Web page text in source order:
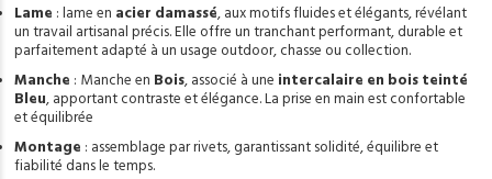
Lame : lame en acier damassé, aux motifs fluides et élégants, révélant
un travail artisanal précis. Elle offre un tranchant performant, durable et
parfaitement adapté à un usage outdoor, chasse ou collection.
Manche : Manche en Bois, associé à une intercalaire en bois teinté
Bleu, apportant contraste et élégance. La prise en main est confortable
et équilibrée
Montage : assemblage par rivets, garantissant solidité, équilibre et
fiabilité dans le temps.